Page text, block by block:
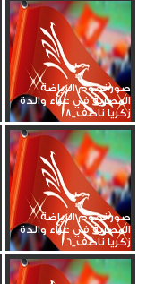
صور نجوم الرياضة
المصرية في عزاء والدة
زكريا ناصف_8
صور نجوم الرياضة
المصرية في عزاء والدة
زكريا ناصف_6